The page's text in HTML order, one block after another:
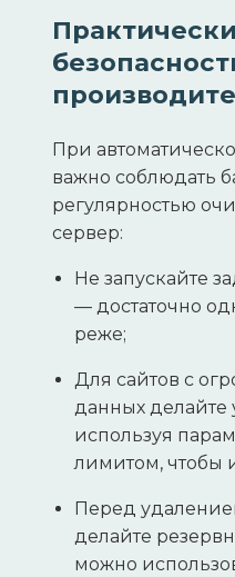
При
важно соблюдать
регулярностью
сервер:
Не запускайте
— достаточно
реже;
Для сайтов с
данных делайте
используя
лимитом, чтобы
Перед
делайте
можно